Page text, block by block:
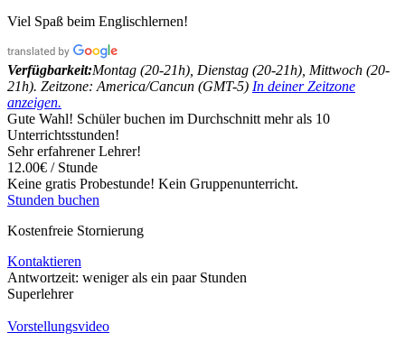
Viel Spaß beim Englischlernen!
Verfügbarkeit:Montag (20-21h), Dienstag (20-21h), Mittwoch (20-
21h). Zeitzone: America/Cancun (GMT-5) In deiner Zeitzone
anzeigen.
Gute Wahl! Schüler buchen im Durchschnitt mehr als 10
Unterrichtsstunden!
Sehr erfahrener Lehrer!
12.00€ / Stunde
Keine gratis Probestunde! Kein Gruppenunterricht.
Stunden buchen
Kostenfreie Stornierung
Kontaktieren
Antwortzeit: weniger als ein paar Stunden
Superlehrer
Vorstellungsvideo